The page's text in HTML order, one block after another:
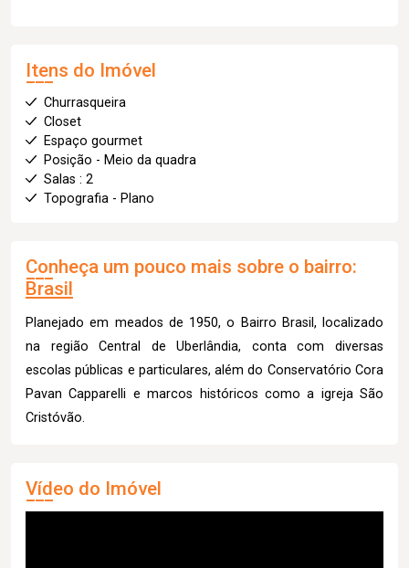
Itens do Imóvel
Churrasqueira
Closet
Espaço gourmet
Posição - Meio da quadra
Salas : 2
Topografia - Plano
Conheça um pouco mais sobre o bairro:
Brasil
Planejado em meados de 1950, o Bairro Brasil, localizado
na região Central de Uberlândia, conta com diversas
escolas públicas e particulares, além do Conservatório Cora
Pavan Capparelli e marcos históricos como a igreja São
Cristóvão.
Vídeo do Imóvel